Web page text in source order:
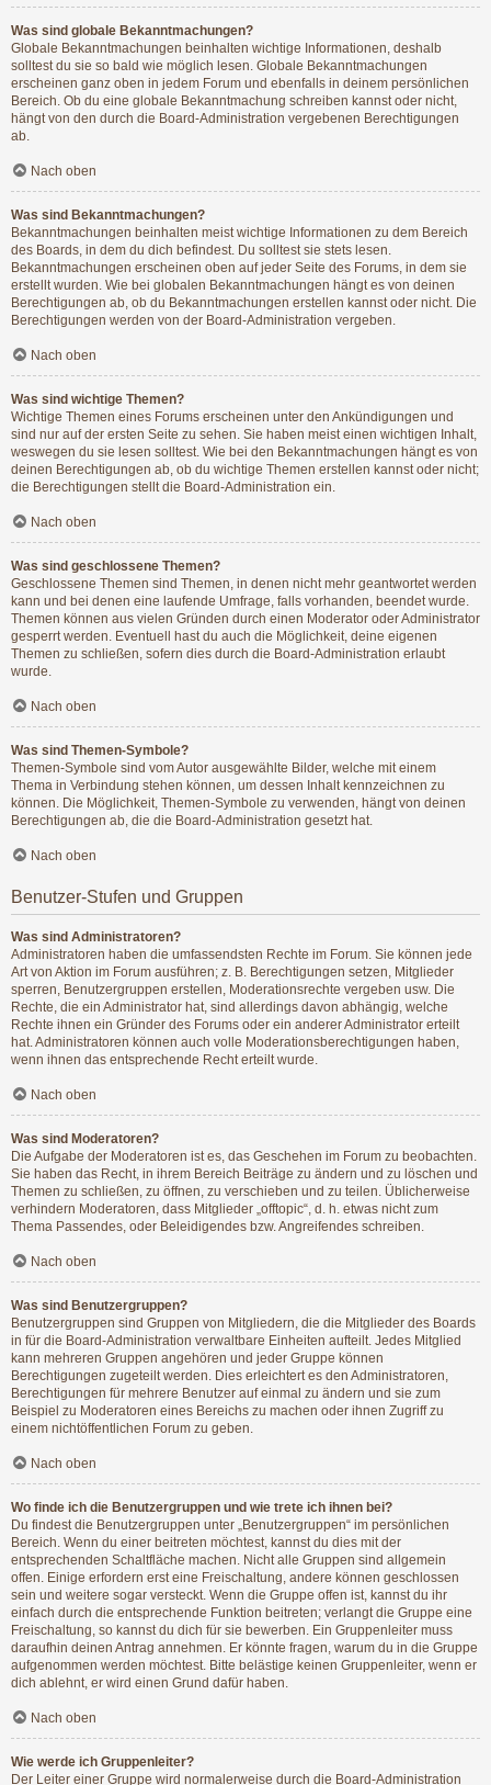
Was sind globale Bekanntmachungen?
Globale Bekanntmachungen beinhalten wichtige Informationen, deshalb
solltest du sie so bald wie möglich lesen. Globale Bekanntmachungen
erscheinen ganz oben in jedem Forum und ebenfalls in deinem persönlichen
Bereich. Ob du eine globale Bekanntmachung schreiben kannst oder nicht,
hängt von den durch die Board-Administration vergebenen Berechtigungen
ab.
Nach oben
Was sind Bekanntmachungen?
Bekanntmachungen beinhalten meist wichtige Informationen zu dem Bereich
des Boards, in dem du dich befindest. Du solltest sie stets lesen.
Bekanntmachungen erscheinen oben auf jeder Seite des Forums, in dem sie
erstellt wurden. Wie bei globalen Bekanntmachungen hängt es von deinen
Berechtigungen ab, ob du Bekanntmachungen erstellen kannst oder nicht. Die
Berechtigungen werden von der Board-Administration vergeben.
Nach oben
Was sind wichtige Themen?
Wichtige Themen eines Forums erscheinen unter den Ankündigungen und
sind nur auf der ersten Seite zu sehen. Sie haben meist einen wichtigen Inhalt,
weswegen du sie lesen solltest. Wie bei den Bekanntmachungen hängt es von
deinen Berechtigungen ab, ob du wichtige Themen erstellen kannst oder nicht;
die Berechtigungen stellt die Board-Administration ein.
Nach oben
Was sind geschlossene Themen?
Geschlossene Themen sind Themen, in denen nicht mehr geantwortet werden
kann und bei denen eine laufende Umfrage, falls vorhanden, beendet wurde.
Themen können aus vielen Gründen durch einen Moderator oder Administrator
gesperrt werden. Eventuell hast du auch die Möglichkeit, deine eigenen
Themen zu schließen, sofern dies durch die Board-Administration erlaubt
wurde.
Nach oben
Was sind Themen-Symbole?
Themen-Symbole sind vom Autor ausgewählte Bilder, welche mit einem
Thema in Verbindung stehen können, um dessen Inhalt kennzeichnen zu
können. Die Möglichkeit, Themen-Symbole zu verwenden, hängt von deinen
Berechtigungen ab, die die Board-Administration gesetzt hat.
Nach oben
Benutzer-Stufen und Gruppen
Was sind Administratoren?
Administratoren haben die umfassendsten Rechte im Forum. Sie können jede
Art von Aktion im Forum ausführen; z. B. Berechtigungen setzen, Mitglieder
sperren, Benutzergruppen erstellen, Moderationsrechte vergeben usw. Die
Rechte, die ein Administrator hat, sind allerdings davon abhängig, welche
Rechte ihnen ein Gründer des Forums oder ein anderer Administrator erteilt
hat. Administratoren können auch volle Moderationsberechtigungen haben,
wenn ihnen das entsprechende Recht erteilt wurde.
Nach oben
Was sind Moderatoren?
Die Aufgabe der Moderatoren ist es, das Geschehen im Forum zu beobachten.
Sie haben das Recht, in ihrem Bereich Beiträge zu ändern und zu löschen und
Themen zu schließen, zu öffnen, zu verschieben und zu teilen. Üblicherweise
verhindern Moderatoren, dass Mitglieder „offtopic“, d. h. etwas nicht zum
Thema Passendes, oder Beleidigendes bzw. Angreifendes schreiben.
Nach oben
Was sind Benutzergruppen?
Benutzergruppen sind Gruppen von Mitgliedern, die die Mitglieder des Boards
in für die Board-Administration verwaltbare Einheiten aufteilt. Jedes Mitglied
kann mehreren Gruppen angehören und jeder Gruppe können
Berechtigungen zugeteilt werden. Dies erleichtert es den Administratoren,
Berechtigungen für mehrere Benutzer auf einmal zu ändern und sie zum
Beispiel zu Moderatoren eines Bereichs zu machen oder ihnen Zugriff zu
einem nichtöffentlichen Forum zu geben.
Nach oben
Wo finde ich die Benutzergruppen und wie trete ich ihnen bei?
Du findest die Benutzergruppen unter „Benutzergruppen“ im persönlichen
Bereich. Wenn du einer beitreten möchtest, kannst du dies mit der
entsprechenden Schaltfläche machen. Nicht alle Gruppen sind allgemein
offen. Einige erfordern erst eine Freischaltung, andere können geschlossen
sein und weitere sogar versteckt. Wenn die Gruppe offen ist, kannst du ihr
einfach durch die entsprechende Funktion beitreten; verlangt die Gruppe eine
Freischaltung, so kannst du dich für sie bewerben. Ein Gruppenleiter muss
daraufhin deinen Antrag annehmen. Er könnte fragen, warum du in die Gruppe
aufgenommen werden möchtest. Bitte belästige keinen Gruppenleiter, wenn er
dich ablehnt, er wird einen Grund dafür haben.
Nach oben
Wie werde ich Gruppenleiter?
Der Leiter einer Gruppe wird normalerweise durch die Board-Administration